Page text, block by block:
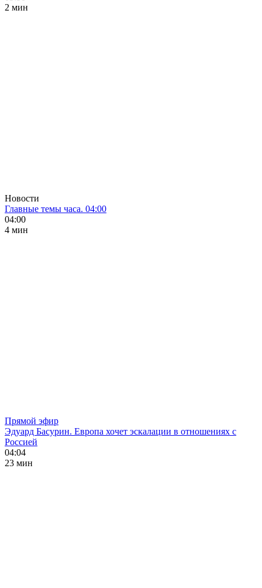
2 мин
Новости
Главные темы часа. 04:00
04:00
4 мин
Прямой эфир
Эдуард Басурин. Европа хочет эскалации в отношениях с
Россией
04:04
23 мин